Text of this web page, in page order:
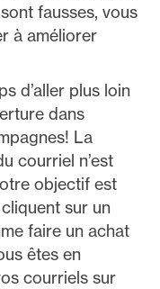
fausses, vous
à améliorer
d’aller plus loin
dans
La
courriel n’est
objectif est
sur un
faire un achat
êtes en
courriels sur